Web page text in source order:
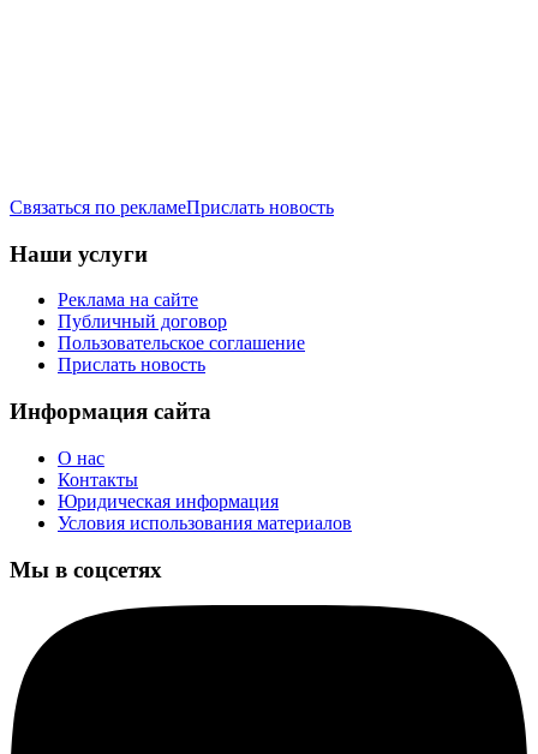
Связаться по рекламеПрислать новость
Наши услуги
Реклама на сайте
Публичный договор
Пользовательское соглашение
Прислать новость
Информация сайта
О нас
Контакты
Юридическая информация
Условия использования материалов
Мы в соцсетях